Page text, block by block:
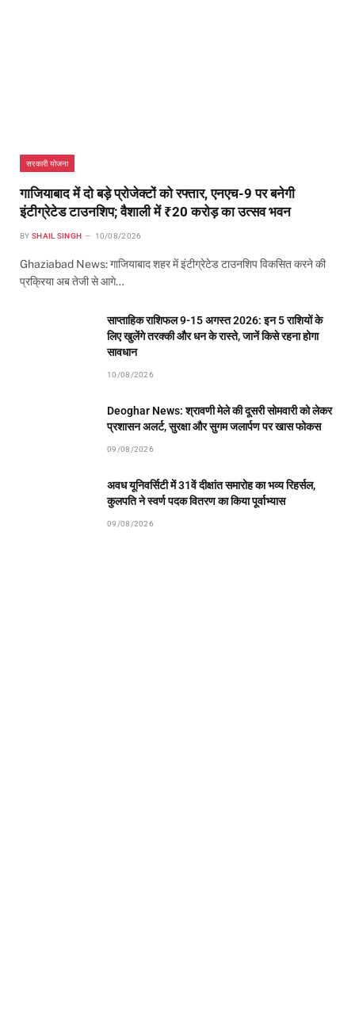
सरकारी योजना
गाजियाबाद में दो बड़े प्रोजेक्टों को रफ्तार, एनएच-9 पर बनेगी
इंटीग्रेटेड टाउनशिप; वैशाली में ₹20 करोड़ का उत्सव भवन
BY SHAIL SINGH 10/08/2026
Ghaziabad News: गाजियाबाद शहर में इंटीग्रेटेड टाउनशिप विकसित करने की
प्रक्रिया अब तेजी से आगे…
साप्ताहिक राशिफल 9-15 अगस्त 2026: इन 5 राशियों के
लिए खुलेंगे तरक्की और धन के रास्ते, जानें किसे रहना होगा
सावधान
10/08/2026
Deoghar News: श्रावणी मेले की दूसरी सोमवारी को लेकर
प्रशासन अलर्ट, सुरक्षा और सुगम जलार्पण पर खास फोकस
09/08/2026
अवध यूनिवर्सिटी में 31वें दीक्षांत समारोह का भव्य रिहर्सल,
कुलपति ने स्वर्ण पदक वितरण का किया पूर्वाभ्यास
09/08/2026